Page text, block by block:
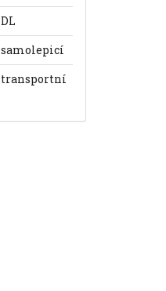
DL
samolepicí
transportní